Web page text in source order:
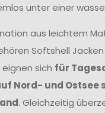
unter einer
aus leichtem
Softshell
sich für
Nord- und Ostsee
. Gleichzeitig